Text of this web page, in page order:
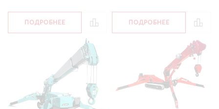
ПОДРОБНЕЕ ПОДРОБНЕЕ